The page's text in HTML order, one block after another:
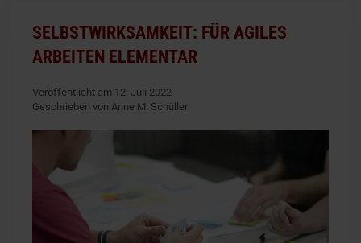
SELBSTWIRKSAMKEIT: FÜR AGILES
ARBEITEN ELEMENTAR
Veröffentlicht am 12. Juli 2022
Geschrieben von Anne M. Schüller